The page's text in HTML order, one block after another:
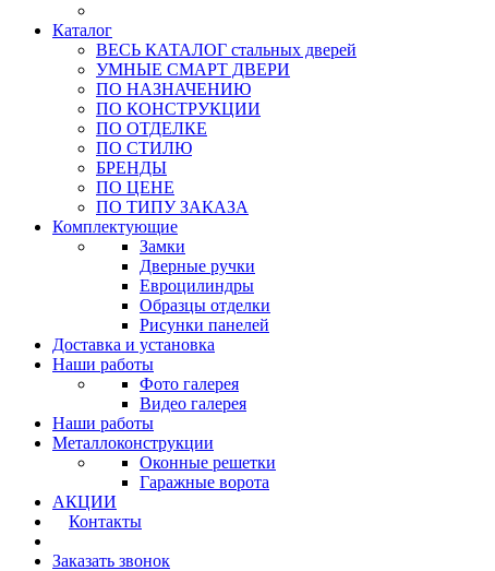
Каталог
ВЕСЬ КАТАЛОГ стальных дверей
УМНЫЕ СМАРТ ДВЕРИ
ПО НАЗНАЧЕНИЮ
ПО КОНСТРУКЦИИ
ПО ОТДЕЛКЕ
ПО СТИЛЮ
БРЕНДЫ
ПО ЦЕНЕ
ПО ТИПУ ЗАКАЗА
Комплектующие
Замки
Дверные ручки
Евроцилиндры
Образцы отделки
Рисунки панелей
Доставка и установка
Наши работы
Фото галерея
Видео галерея
Наши работы
Металлоконструкции
Оконные решетки
Гаражные ворота
АКЦИИ
Контакты
Заказать звонок